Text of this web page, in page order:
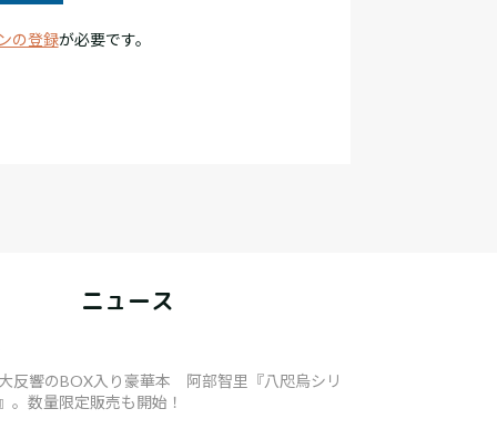
の登録が必要です。
ニュース
反響のBOX入り豪華本 阿部智里『八咫烏シリ
数量限定販売も開始！